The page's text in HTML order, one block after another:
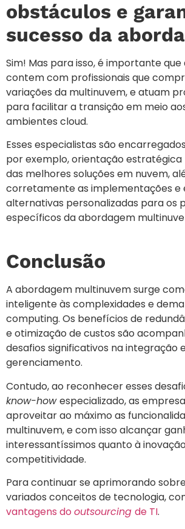
obstáculos e
sucesso da
Sim! Mas para isso, é importante
contem com profissionais que
variações da multinuvem, e atuam
para facilitar a transição em meio
ambientes cloud.
Esses especialistas são
por exemplo, orientação
das melhores soluções em nuvem,
corretamente as implementações e
alternativas personalizadas para os
específicos da abordagem
Conclusão
A abordagem multinuvem surge
inteligente às complexidades e
computing. Os benefícios de
e otimização de custos são
desafios significativos na integração
gerenciamento.
Contudo, ao reconhecer esses
know-howespecializado, as
aproveitar ao máximo as
multinuvem, e com isso alcançar
interessantíssimos quanto à
competitividade.
Para continuar se aprimorando
variados conceitos de tecnologia,
vantagens do outsourcing de TI.